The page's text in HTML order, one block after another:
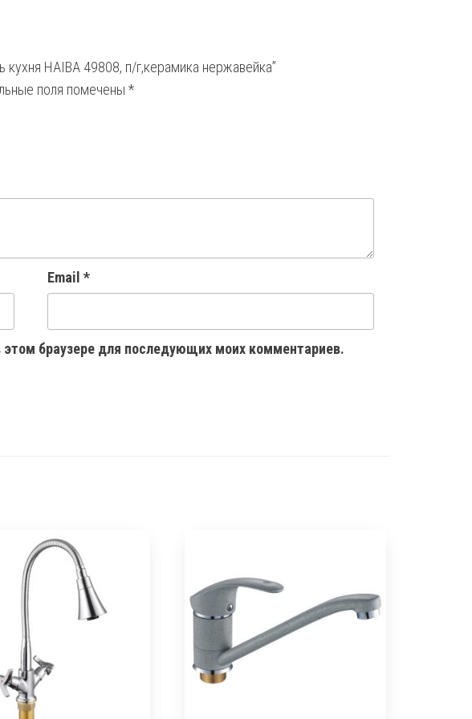
HAIBA 49808, п/г,керамика нержавейка”
поля помечены *
Email *
браузере для последующих моих комментариев.